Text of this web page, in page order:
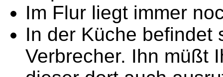
Im Flur liegt immer
In der Küche befindet
Verbrecher. Ihn müßt